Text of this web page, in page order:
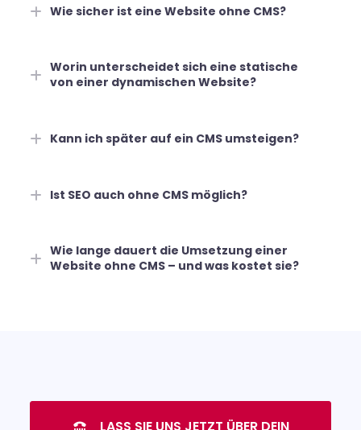
Wie sicher ist eine Website ohne CMS?
Worin unterscheidet sich eine statische
von einer dynamischen Website?
Kann ich später auf ein CMS umsteigen?
Ist SEO auch ohne CMS möglich?
Wie lange dauert die Umsetzung einer
Website ohne CMS – und was kostet sie?
LASS SIE UNS JETZT ÜBER DEIN